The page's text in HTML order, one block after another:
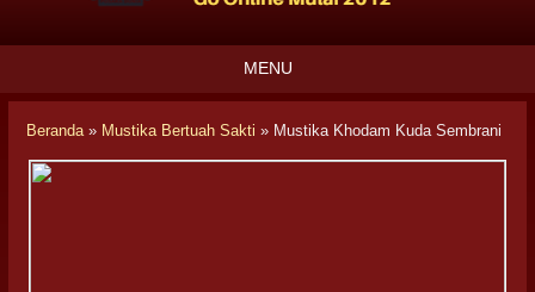
MENU
Beranda» Mustika Bertuah Sakti » Mustika Khodam Kuda Sembrani